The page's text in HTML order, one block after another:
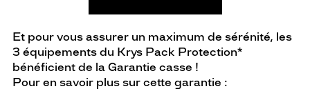
Et pour vous assurer un maximum de sérénité, les
3 équipements du Krys Pack Protection*
bénéficient de la Garantie casse !
Pour en savoir plus sur cette garantie :